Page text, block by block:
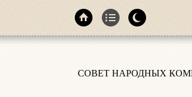
СОВЕТ НАРОДНЫХ